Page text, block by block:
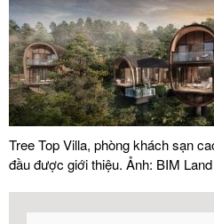
Tree Top Villa, phòng khách sạn
đầu được giới thiệu. Ảnh: BIM Land